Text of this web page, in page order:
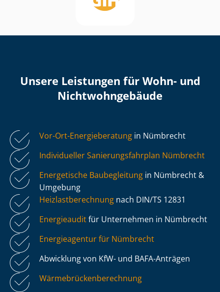
Unsere Leistungen für Wohn- und
Nicht­wohn­ge­bäu­de
Vor-Ort-Energieberatung in Nümbrecht
Individueller Sa­nie­rungs­fahr­plan Nümbrecht
Energetische Baubegleitung in Nümbrecht &
Umgebung
Heiz­last­be­rech­nung nach DIN/TS 12831
Energieauditfür Unternehmen in Nümbrecht
Energieagentur für Nümbrecht
Abwicklung von KfW- und BAFA-Anträgen
Wär­me­brü­cken­be­rech­nung